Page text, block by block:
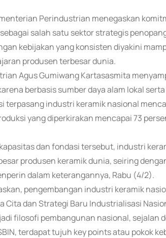
Perindustrian menegaskan
salah satu sektor strategis
kebijakan yang konsisten diyakini
produsen terbesar dunia.
Agus Gumiwang Kartasasmita
berbasis sumber daya alam lokal
terpasang industri keramik nasional
yang diperkirakan mencapai 73
dan fondasi tersebut, industri
produsen keramik dunia, seiring
dalam keterangannya, Rabu (4/2).
pengembangan industri keramik
Cita dan Strategi Baru Industrialisasi
filosofi pembangunan nasional, sejalan
terdapat tujuh key points atau pokok